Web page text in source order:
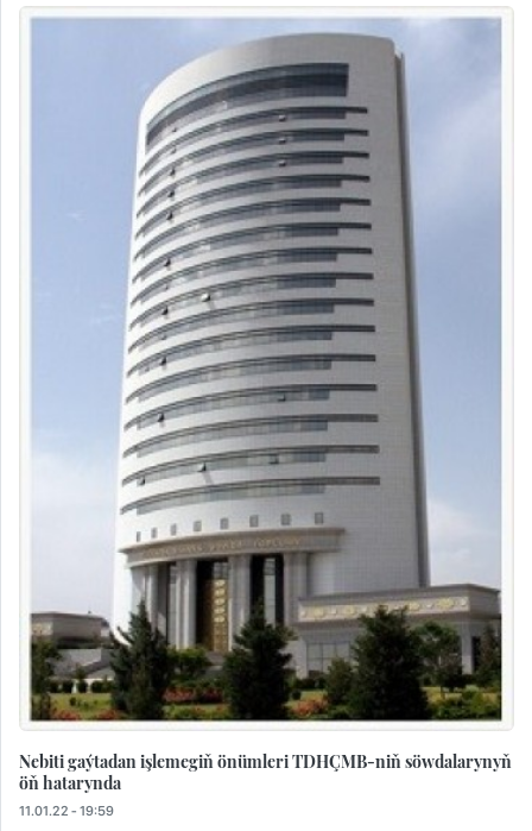
Nebiti gaýtadan işlemegiň önümleri TDHÇMB-niň söwdalarynyň
öň hatarynda
11.01.22 - 19:59